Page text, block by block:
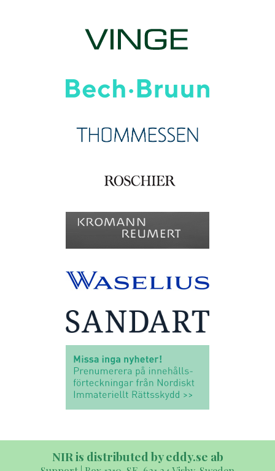
NIR is distributed by eddy.se ab